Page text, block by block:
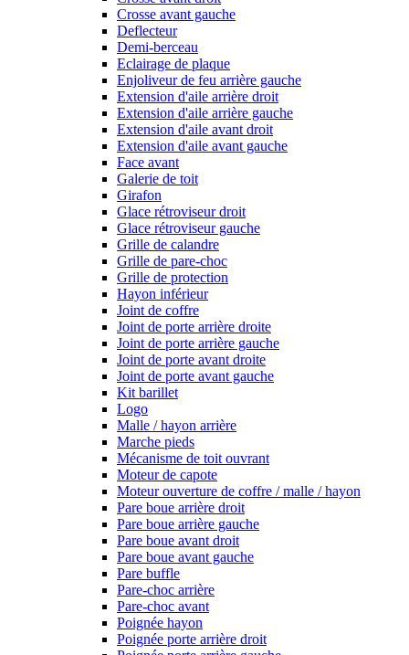
Crosse avant gauche
Deflecteur
Demi-berceau
Eclairage de plaque
Enjoliveur de feu arrière gauche
Extension d'aile arrière droit
Extension d'aile arrière gauche
Extension d'aile avant droit
Extension d'aile avant gauche
Face avant
Galerie de toit
Girafon
Glace rétroviseur droit
Glace rétroviseur gauche
Grille de calandre
Grille de pare-choc
Grille de protection
Hayon inférieur
Joint de coffre
Joint de porte arrière droite
Joint de porte arrière gauche
Joint de porte avant droite
Joint de porte avant gauche
Kit barillet
Logo
Malle / hayon arrière
Marche pieds
Mécanisme de toit ouvrant
Moteur de capote
Moteur ouverture de coffre / malle / hayon
Pare boue arrière droit
Pare boue arrière gauche
Pare boue avant droit
Pare boue avant gauche
Pare buffle
Pare-choc arrière
Pare-choc avant
Poignée hayon
Poignée porte arrière droit